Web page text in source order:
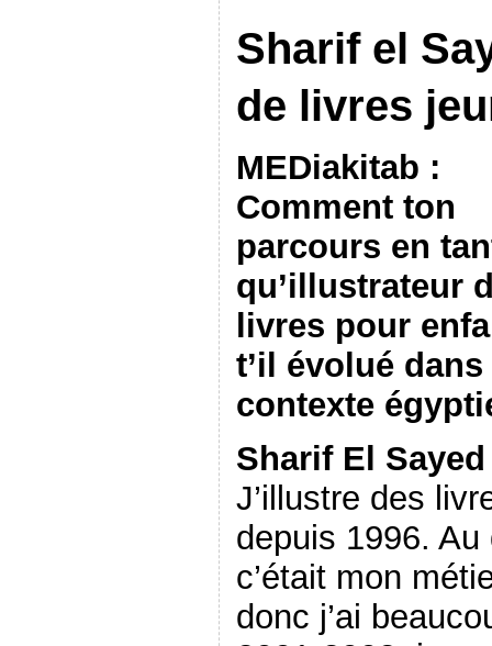
Sharif el
de livres
MEDiakitab :
Comment ton
parcours en
qu’illustrateur
livres pour
t’il évolué dans
contexte
Sharif El
J’illustre des
depuis 1996. Au
c’était mon
donc j’ai